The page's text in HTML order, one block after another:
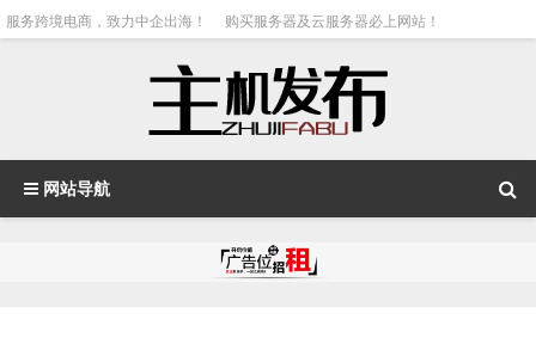
服务跨境电商，致力中企出海！ 购买服务器及云服务器必上网站！
网站导航